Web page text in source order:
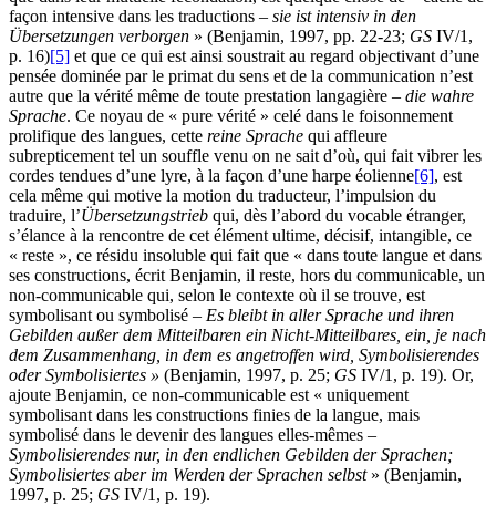
façon intensive dans les traductions – sie ist intensiv in den
Übersetzungen verborgen » (Benjamin, 1997, pp. 22-23; GS IV/1,
p. 16)[5] et que ce qui est ainsi soustrait au regard objectivant d’une
pensée dominée par le primat du sens et de la communication n’est
autre que la vérité même de toute prestation langagière – die wahre
Sprache. Ce noyau de « pure vérité » celé dans le foisonnement
prolifique des langues, cette reine Sprache qui affleure
subrepticement tel un souffle venu on ne sait d’où, qui fait vibrer les
cordes tendues d’une lyre, à la façon d’une harpe éolienne[6], est
cela même qui motive la motion du traducteur, l’impulsion du
traduire, l’Übersetzungstrieb qui, dès l’abord du vocable étranger,
s’élance à la rencontre de cet élément ultime, décisif, intangible, ce
« reste », ce résidu insoluble qui fait que « dans toute langue et dans
ses constructions, écrit Benjamin, il reste, hors du communicable, un
non-communicable qui, selon le contexte où il se trouve, est
symbolisant ou symbolisé – Es bleibt in aller Sprache und ihren
Gebilden außer dem Mitteilbaren ein Nicht-Mitteilbares, ein, je nach
dem Zusammenhang, in dem es angetroffen wird, Symbolisierendes
oder Symbolisiertes » (Benjamin, 1997, p. 25; GS IV/1, p. 19). Or,
ajoute Benjamin, ce non-communicable est « uniquement
symbolisant dans les constructions finies de la langue, mais
symbolisé dans le devenir des langues elles-mêmes –
Symbolisierendes nur, in den endlichen Gebilden der Sprachen;
Symbolisiertes aber im Werden der Sprachen selbst» (Benjamin,
1997, p. 25; GS IV/1, p. 19).